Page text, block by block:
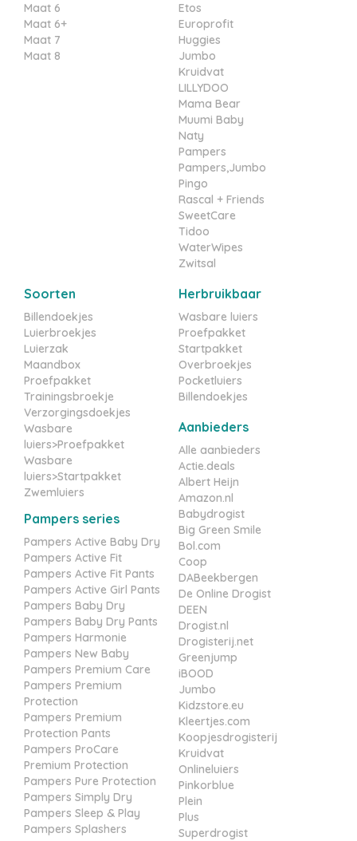
Maat 6
Maat 6+
Maat 7
Maat 8
Etos
Europrofit
Huggies
Jumbo
Kruidvat
LILLYDOO
Mama Bear
Muumi Baby
Naty
Pampers
Pampers,Jumbo
Pingo
Rascal + Friends
SweetCare
Tidoo
WaterWipes
Zwitsal
Soorten
Billendoekjes
Luierbroekjes
Luierzak
Maandbox
Proefpakket
Trainingsbroekje
Verzorgingsdoekjes
Wasbare
luiers>Proefpakket
Wasbare
luiers>Startpakket
Zwemluiers
Pampers series
Pampers Active Baby Dry
Pampers Active Fit
Pampers Active Fit Pants
Pampers Active Girl Pants
Pampers Baby Dry
Pampers Baby Dry Pants
Pampers Harmonie
Pampers New Baby
Pampers Premium Care
Pampers Premium
Protection
Pampers Premium
Protection Pants
Pampers ProCare
Premium Protection
Pampers Pure Protection
Pampers Simply Dry
Pampers Sleep & Play
Pampers Splashers
Herbruikbaar
Wasbare luiers
Proefpakket
Startpakket
Overbroekjes
Pocketluiers
Billendoekjes
Aanbieders
Alle aanbieders
Actie.deals
Albert Heijn
Amazon.nl
Babydrogist
Big Green Smile
Bol.com
Coop
DABeekbergen
De Online Drogist
DEEN
Drogist.nl
Drogisterij.net
Greenjump
iBOOD
Jumbo
Kidzstore.eu
Kleertjes.com
Koopjesdrogisterij
Kruidvat
Onlineluiers
Pinkorblue
Plein
Plus
Superdrogist